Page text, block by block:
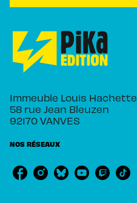
Immeuble Louis Hachette
58 rue Jean Bleuzen
92170 VANVES
NOS RÉSEAUX